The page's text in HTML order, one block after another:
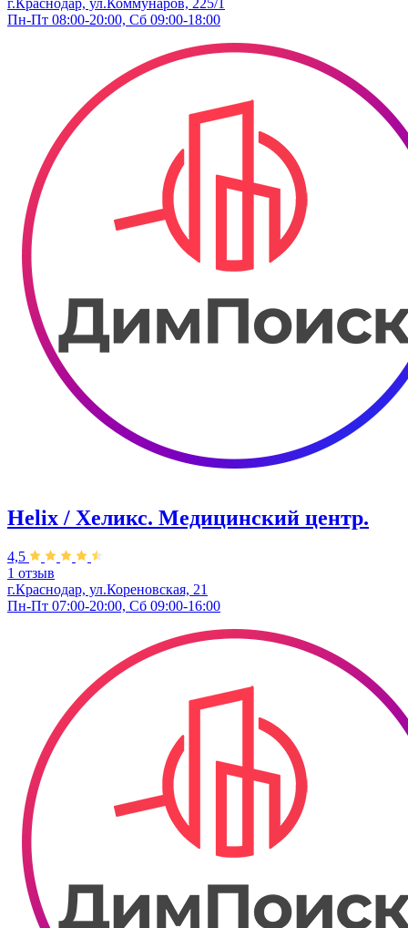
г.Краснодар, ул.Коммунаров, 225/1
Пн-Пт 08:00-20:00, Сб 09:00-18:00
Helix / Хеликс. Медицинский центр.
4,5
1 отзыв
г.Краснодар, ул.Кореновская, 21
Пн-Пт 07:00-20:00, Сб 09:00-16:00